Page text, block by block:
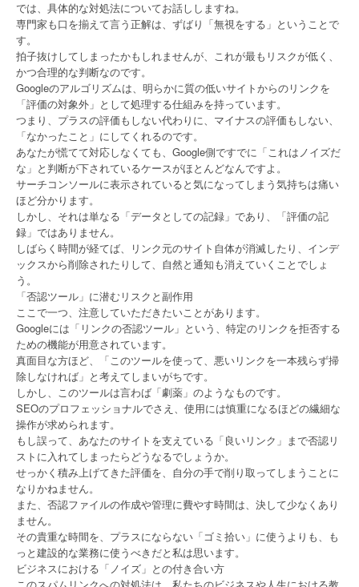
では、具体的な対処法についてお話ししますね。
専門家も口を揃えて言う正解は、ずばり「無視をする」ということで
す。
拍子抜けしてしまったかもしれませんが、これが最もリスクが低く、
かつ合理的な判断なのです。
Googleのアルゴリズムは、明らかに質の低いサイトからのリンクを
「評価の対象外」として処理する仕組みを持っています。
つまり、プラスの評価もしない代わりに、マイナスの評価もしない、
「なかったこと」にしてくれるのです。
あなたが慌てて対応しなくても、Google側ですでに「これはノイズだ
な」と判断が下されているケースがほとんどなんですよ。
サーチコンソールに表示されていると気になってしまう気持ちは痛い
ほど分かります。
しかし、それは単なる「データとしての記録」であり、「評価の記
録」ではありません。
しばらく時間が経てば、リンク元のサイト自体が消滅したり、インデ
ックスから削除されたりして、自然と通知も消えていくことでしょ
う。
「否認ツール」に潜むリスクと副作用
ここで一つ、注意していただきたいことがあります。
Googleには「リンクの否認ツール」という、特定のリンクを拒否する
ための機能が用意されています。
真面目な方ほど、「このツールを使って、悪いリンクを一本残らず掃
除しなければ」と考えてしまいがちです。
しかし、このツールは言わば「劇薬」のようなものです。
SEOのプロフェッショナルでさえ、使用には慎重になるほどの繊細な
操作が求められます。
もし誤って、あなたのサイトを支えている「良いリンク」まで否認リ
ストに入れてしまったらどうなるでしょうか。
せっかく積み上げてきた評価を、自分の手で削り取ってしまうことに
なりかねません。
また、否認ファイルの作成や管理に費やす時間は、決して少なくあり
ません。
その貴重な時間を、プラスにならない「ゴミ拾い」に使うよりも、も
っと建設的な業務に使うべきだと私は思います。
ビジネスにおける「ノイズ」との付き合い方